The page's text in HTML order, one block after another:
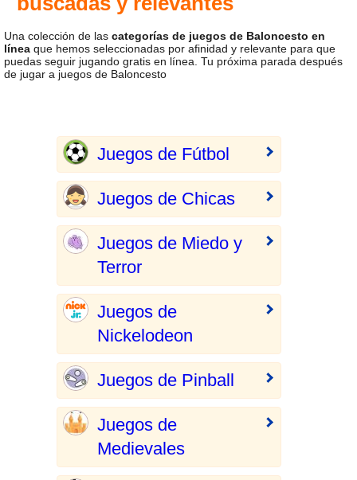
Una colección de las categorías de juegos de Baloncesto en
línea que hemos seleccionadas por afinidad y relevante para que
puedas seguir jugando gratis en línea. Tu próxima parada después
de jugar a juegos de Baloncesto
Juegos de Fútbol
Juegos de Chicas
Juegos de Miedo y
Terror
Juegos de
Nickelodeon
Juegos de Pinball
Juegos de
Medievales